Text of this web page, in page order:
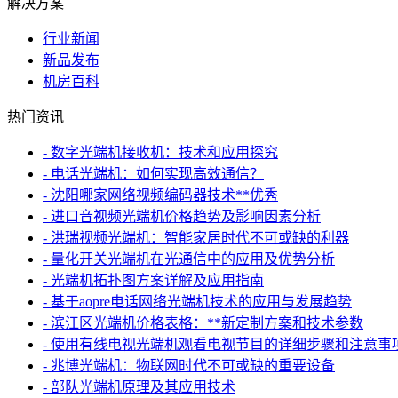
解决方案
行业新闻
新品发布
机房百科
热门资讯
- 数字光端机接收机：技术和应用探究
- 电话光端机：如何实现高效通信？
- 沈阳哪家网络视频编码器技术**优秀
- 进口音视频光端机价格趋势及影响因素分析
- 洪瑞视频光端机：智能家居时代不可或缺的利器
- 量化开关光端机在光通信中的应用及优势分析
- 光端机拓扑图方案详解及应用指南
- 基于aopre电话网络光端机技术的应用与发展趋势
- 滨江区光端机价格表格：**新定制方案和技术参数
- 使用有线电视光端机观看电视节目的详细步骤和注意事
- 兆博光端机：物联网时代不可或缺的重要设备
- 部队光端机原理及其应用技术